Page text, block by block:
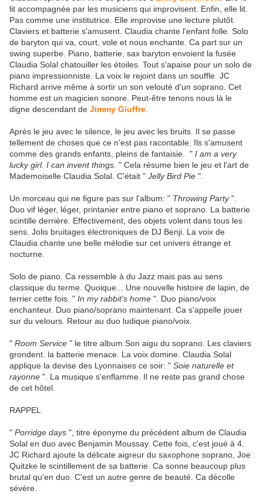
lit accompagnée par les musiciens qui improvisent. Enfin, elle lit.
Pas comme une institutrice. Elle improvise une lecture plutôt.
Claviers et batterie s'amusent. Claudia chante l'enfant folle. Solo
de baryton qui va, court, vole et nous enchante. Ca part sur un
swing superbe. Piano, batterie, sax baryton envoient la fusée
Claudia Solal chatouiller les étoiles. Tout s'apaise pour un solo de
piano impressionniste. La voix le rejoint dans un souffle. JC
Richard arrive même à sortir un son velouté d'un soprano. Cet
homme est un magicien sonore. Peut-être tenons nous là le
digne descendant de Jimmy Giuffre
Après le jeu avec le silence, le jeu avec les bruits. Il se passe
tellement de choses que ce n'est pas racontable. Ils s'amusent
comme des grands enfants, pleins de fantaisie. " I am a very
lucky girl. I can invent things . " Cela résume bien le jeu et l'art de
Mademoiselle Claudia Solal. C'était " Jelly Bird Pie ".
Un morceau qui ne figure pas sur l'album: " Throwing Party".
Duo vif léger, léger, printanier entre piano et soprano. La batterie
scintille derrière. Effectivement, des objets volent dans tous les
sens. Jolis bruitages électroniques de DJ Benji. La voix de
Claudia chante une belle mélodie sur cet univers étrange et
nocturne.
Solo de piano. Ca ressemble à du Jazz mais pas au sens
classique du terme. Quoique... Une nouvelle histoire de lapin, de
terrier cette fois. " In my rabbit's home ". Duo piano/voix
enchanteur. Duo piano/soprano maintenant. Ca s'appelle jouer
sur du velours. Retour au duo ludique piano/voix.
" Room Service " le titre album.Son aigu du soprano. Les claviers
grondent. la batterie menace. La voix domine. Claudia Solal
applique la devise des Lyonnaises ce soir: " Soie naturelle et
rayonne ". La musique s'enflamme. Il ne reste pas grand chose
de cet hôtel.
RAPPEL
" Porridge days ", titre éponyme du précédent album de Claudia
Solal en duo avec Benjamin Moussay. Cette fois, c'est joué à 4.
JC Richard ajoute la délicate aigreur du saxophone soprano, Joe
Quitzke le scintillement de sa batterie. Ca sonne beaucoup plus
brutal qu'en duo. C'est un autre genre de beauté. Ca décolle
sévère.